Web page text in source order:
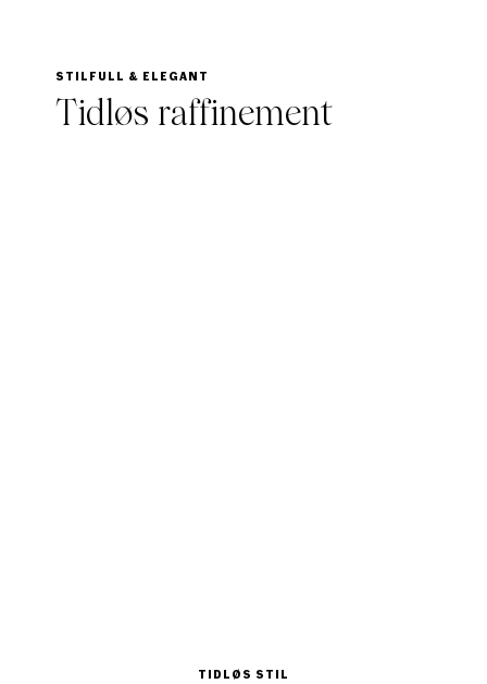
STILFULL & ELEGANT
Tidløs raffinement
TIDLØS STIL